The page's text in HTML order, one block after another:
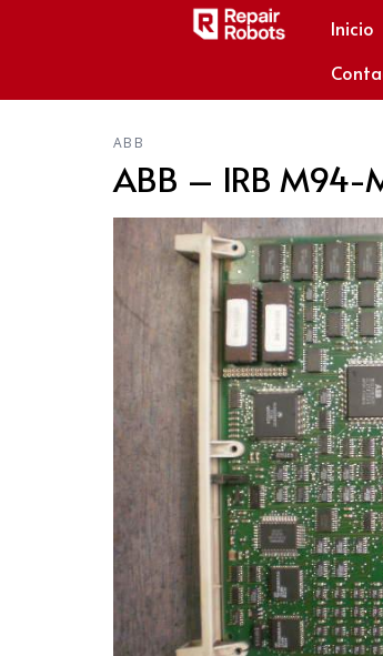
Inicio
ABB
ABB – IRB M94-